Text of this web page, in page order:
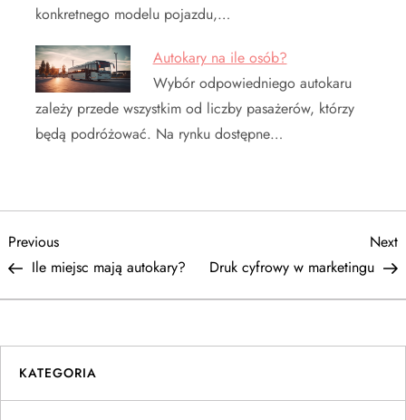
konkretnego modelu pojazdu,…
Autokary na ile osób?
Wybór odpowiedniego autokaru
zależy przede wszystkim od liczby pasażerów, którzy
będą podróżować. Na rynku dostępne…
N
a
w
Previous
Post
Previous
Ile miejsc mają autokary?
Next
Druk cyfrowy w marketingu
KATEGORIA